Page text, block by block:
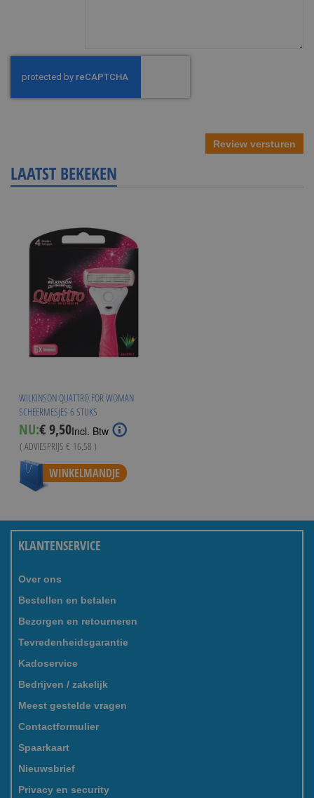
Review versturen
LAATST BEKEKEN
WILKINSON QUATTRO FOR WOMAN
SCHEERMESJES 6 STUKS
NU:Special
Price
€ 9,50Incl. Btw
( ADVIESPRIJS € 16,58 )
WINKELMANDJE
KLANTENSERVICE
Over ons
Bestellen en betalen
Bezorgen en retourneren
Tevredenheidsgarantie
Kadoservice
Bedrijven / zakelijk
Meest gestelde vragen
Contactformulier
Spaarkaart
Nieuwsbrief
Privacy en security